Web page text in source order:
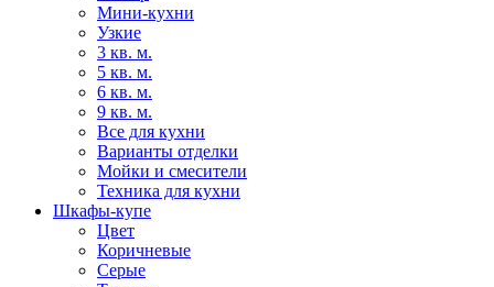
Мини-кухни
Узкие
3 кв. м.
5 кв. м.
6 кв. м.
9 кв. м.
Все для кухни
Варианты отделки
Мойки и смесители
Техника для кухни
Шкафы-купе
Цвет
Коричневые
Серые